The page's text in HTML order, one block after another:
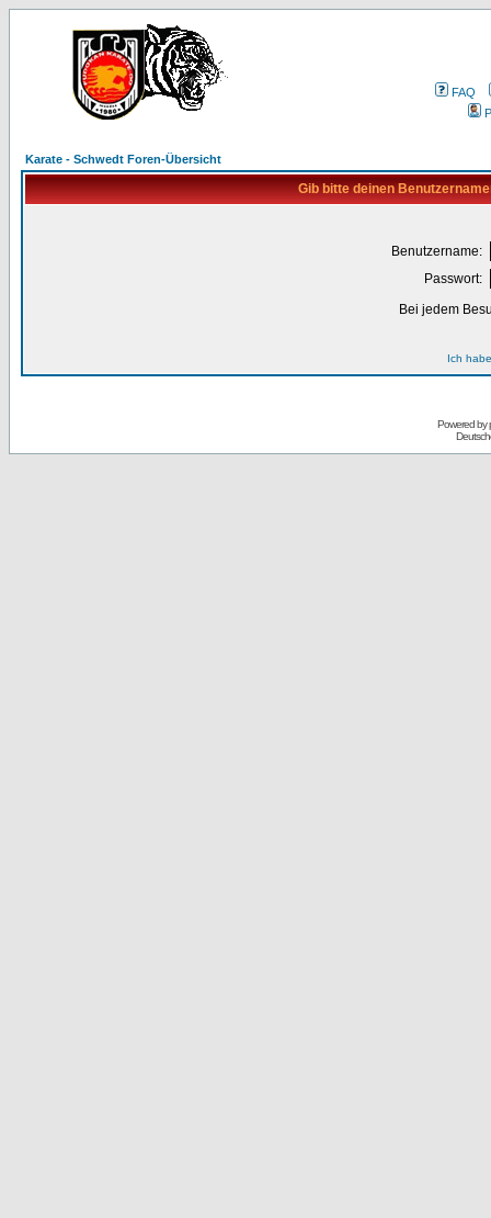
FAQ
Karate - Schwedt Foren-Übersicht
Gib bitte deinen
Benutzername:
Passwort:
Bei jedem
Ich
Powered by